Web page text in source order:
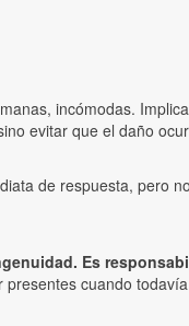
incómodas.
evitar que el daño
de respuesta, pero
Es
cuando